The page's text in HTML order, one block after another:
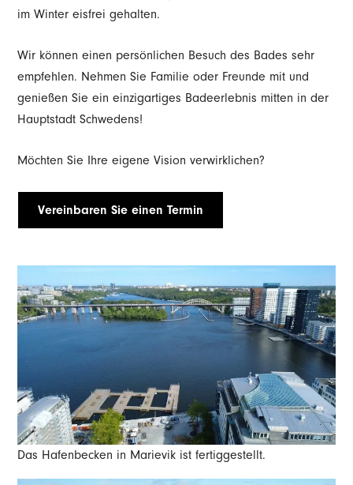
im Winter eisfrei gehalten.
Wir können einen persönlichen Besuch des Bades sehr
empfehlen. Nehmen Sie Familie oder Freunde mit und
genießen Sie ein einzigartiges Badeerlebnis mitten in der
Hauptstadt Schwedens!
Möchten Sie Ihre eigene Vision verwirklichen?
Vereinbaren Sie einen Termin
Das Hafenbecken in Marievik ist fertiggestellt.